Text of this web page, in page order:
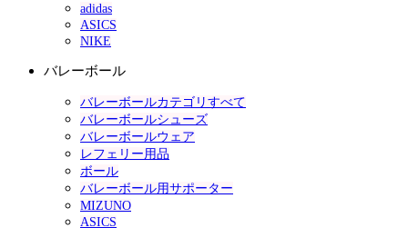
adidas
ASICS
NIKE
バレーボール
バレーボールカテゴリすべて
バレーボールシューズ
バレーボールウェア
レフェリー用品
ボール
バレーボール用サポーター
MIZUNO
ASICS